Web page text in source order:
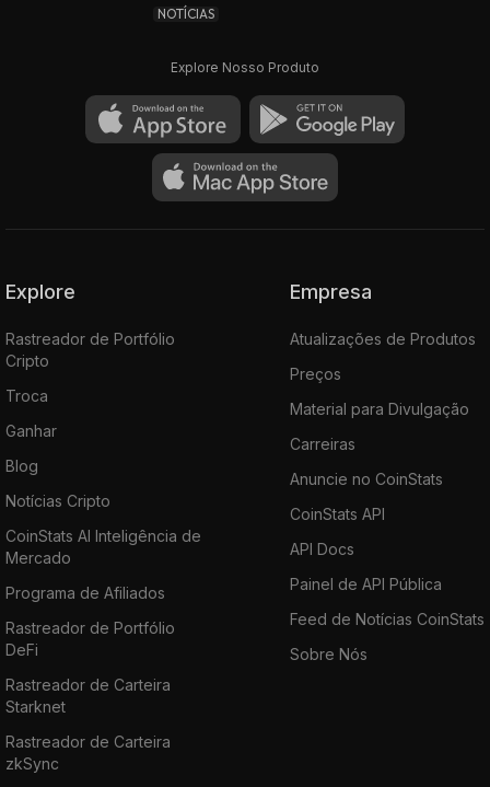
NOTÍCIAS
Explore Nosso Produto
Explore
Rastreador de Portfólio
Cripto
Troca
Ganhar
Blog
Notícias Cripto
CoinStats AI Inteligência de
Mercado
Programa de Afiliados
Rastreador de Portfólio
DeFi
Rastreador de Carteira
Starknet
Rastreador de Carteira
zkSync
Empresa
Atualizações de Produtos
Preços
Material para Divulgação
Carreiras
Anuncie no CoinStats
CoinStats API
API Docs
Painel de API Pública
Feed de Notícias CoinStats
Sobre Nós